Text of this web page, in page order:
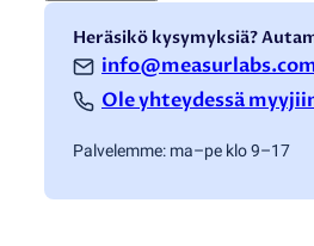
Heräsikö kysymyksiä?
Ole yhteydessä
Palvelemme: ma–pe klo 9–17